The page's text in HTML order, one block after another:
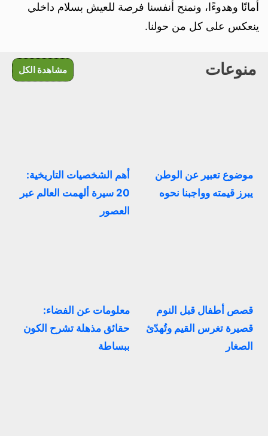
أمانًا وهدوءًا، ونمنح أنفسنا فرصة للعيش بسلام داخلي
ينعكس على كل من حولنا.
منوعات مشاهدة الكل
موضوع تعبير عن الوطن
يبرز قيمته وواجبنا نحوه
أهم الشخصيات التاريخية:
20 سيرة ألهمت العالم عبر
العصور
قصص أطفال قبل النوم
قصيرة تغرس القيم وتُهدّئ
الصغار
معلومات عن الفضاء:
حقائق مذهلة تشرح الكون
ببساطة